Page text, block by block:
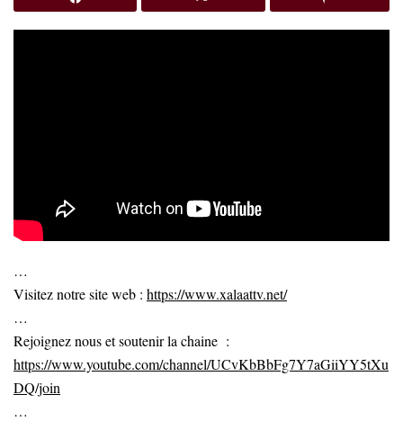
…
Visitez notre site web : https://www.xalaattv.net/
…
Rejoignez nous et soutenir la chaine :
https://www.youtube.com/channel/UCvKbBbFg7Y7aGiiYY5tXu
DQ/join
…